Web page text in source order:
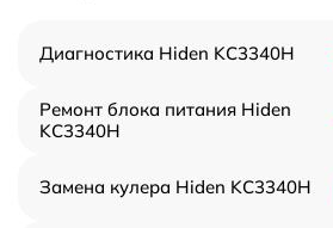
Диагностика Hiden KC3340H
Ремонт блока питания Hiden
KC3340H
Замена кулера Hiden KC3340H